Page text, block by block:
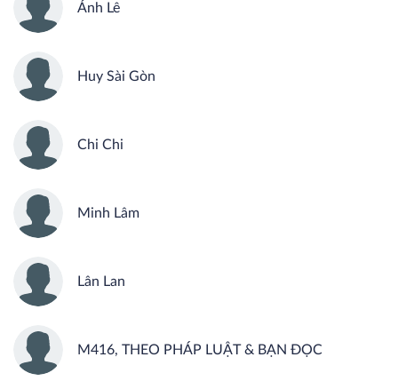
Ánh Lê
Huy Sài Gòn
Chi Chi
Minh Lâm
Lân Lan
M416, THEO PHÁP LUẬT & BẠN ĐỌC